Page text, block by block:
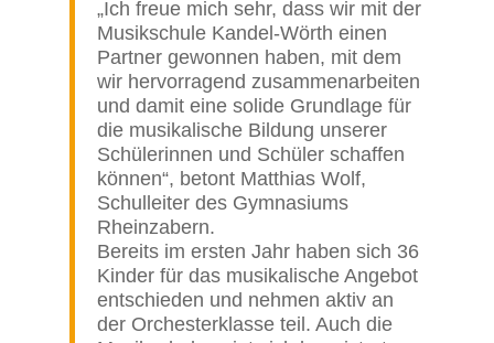
„Ich freue mich sehr, dass wir mit der
Musikschule Kandel-Wörth einen
Partner gewonnen haben, mit dem
wir hervorragend zusammenarbeiten
und damit eine solide Grundlage für
die musikalische Bildung unserer
Schülerinnen und Schüler schaffen
können“, betont Matthias Wolf,
Schulleiter des Gymnasiums
Rheinzabern.
Bereits im ersten Jahr haben sich 36
Kinder für das musikalische Angebot
entschieden und nehmen aktiv an
der Orchesterklasse teil. Auch die